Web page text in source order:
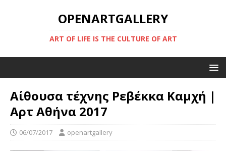
OPENARTGALLERY
ART OF LIFE IS THE CULTURE OF ART
Αίθουσα τέχνης Ρεβέκκα Καμχή |
Αρτ Αθήνα 2017
06/07/2017 openartgallery